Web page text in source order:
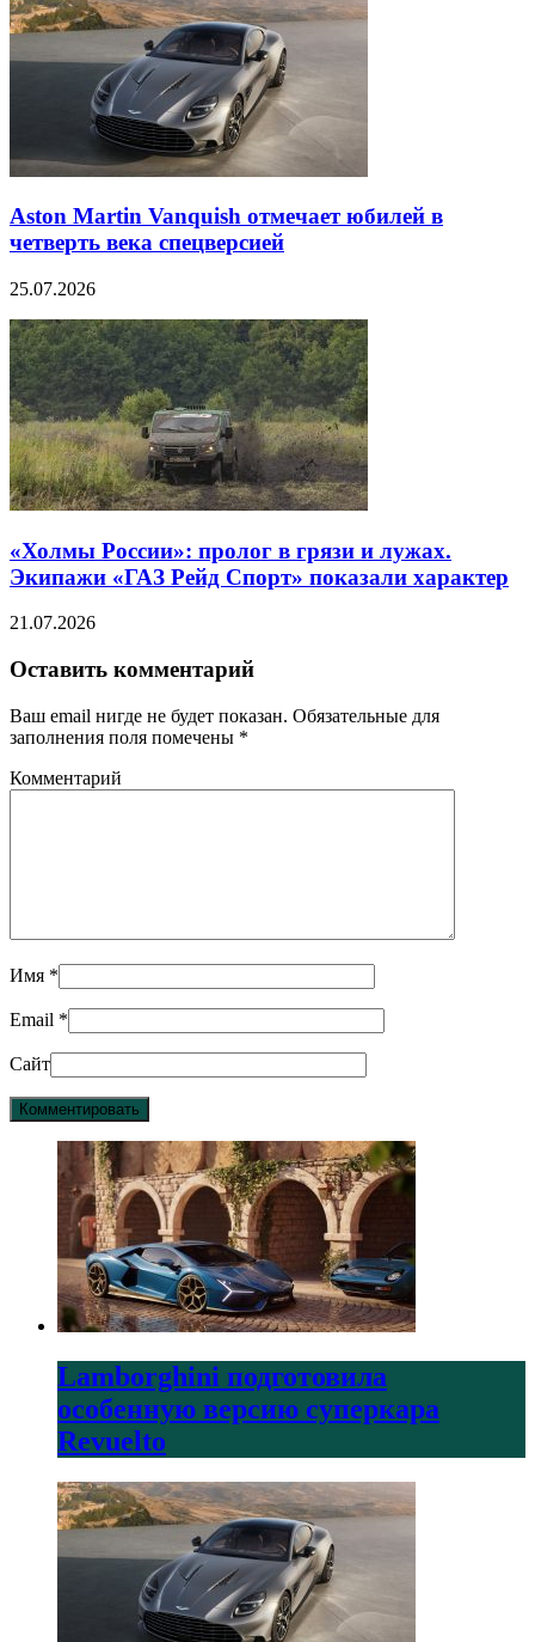
Aston Martin Vanquish отмечает юбилей в
четверть века спецверсией
25.07.2026
«Холмы России»: пролог в грязи и лужах.
Экипажи «ГАЗ Рейд Спорт» показали характер
21.07.2026
Оставить комментарий
Ваш email нигде не будет показан. Обязательные для
заполнения поля помечены *
Комментарий
Имя *
Email *
Сайт
Lamborghini подготовила
особенную версию суперкара
Revuelto